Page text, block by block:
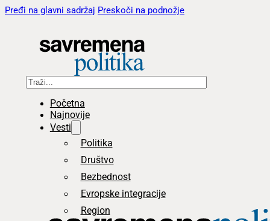
Pređi na glavni sadržaj Preskoči na podnožje
Pretraga
Početna
Najnovije
Vesti
Politika
Društvo
Bezbednost
Evropske integracije
Region